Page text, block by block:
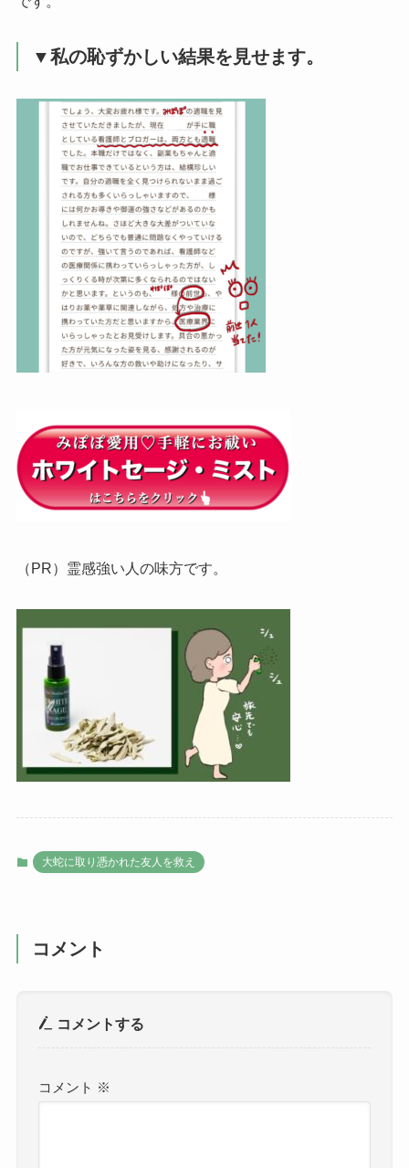
▼私の恥ずかしい結果を見せます。
（PR）霊感強い人の味方です。
大蛇に取り憑かれた友人を救え
コメント
コメントする
コメント ※